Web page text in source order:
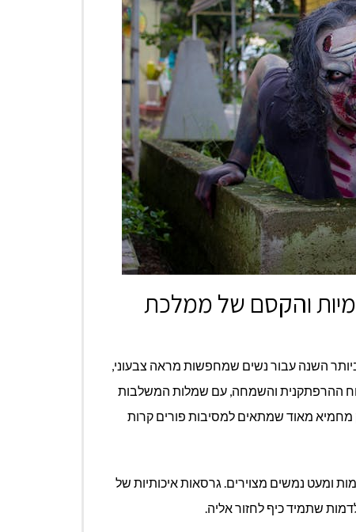
והקסם של ממלכת
השנה עבור נשים שמחפשות מראה צבעוני,
ההרפתקנית והשמחה, עם שמלות המשלבות
מחמיא מאוד שמתאים למסיבות פורים קרות
ומעט נמשים מצוירים. גרסאות איכותיות של
שתמיד כיף לחזור אליה.